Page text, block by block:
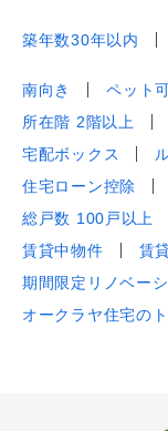
築年数30年以内
南向き ペット
所在階 2階以上
宅配ボックス
住宅ローン控除
総戸数 100戸以上
賃貸中物件
賃
期間限定リノベー
オークラヤ住宅の